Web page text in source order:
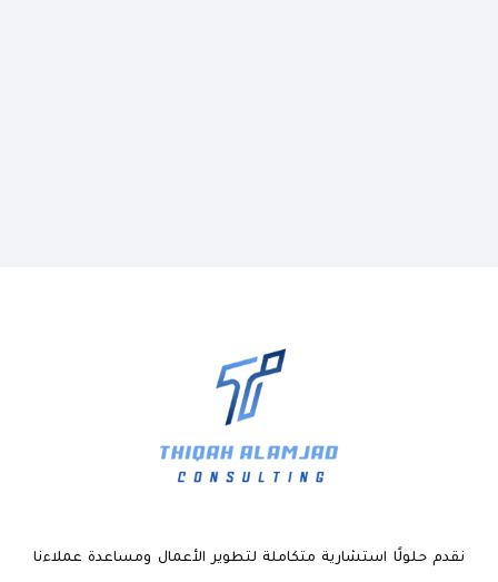
نقدم حلولًا استشارية متكاملة لتطوير الأعمال ومساعدة عملاءنا